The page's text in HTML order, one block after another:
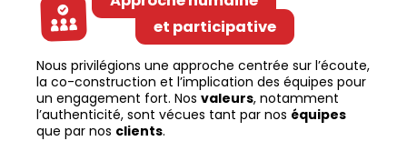
et participative
Nous privilégions une approche centrée sur l’écoute,
la co-construction et l’implication des équipes pour
un engagement fort. Nos valeurs, notamment
l’authenticité, sont vécues tant par nos équipes
que par nos clients.